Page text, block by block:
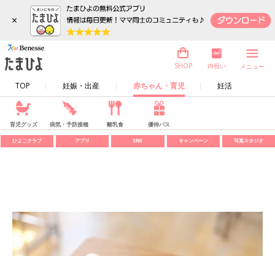
×
TOP 妊娠・出産 赤ちゃん・育児 妊活
SHOP 内祝い メニュー
育児グッズ 病気・予防接種 離乳食 優待パス
ひよこクラブ アプリ SNS キャンペーン 写真スタジオ